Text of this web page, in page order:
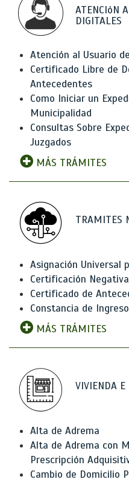
ATENCIóN
DIGITALES
Atención al Usuario
Certificado Libre de
Antecedentes
Como Iniciar un
Municipalidad
Consultas Sobre
Juzgados
MÁS TRÁMITES
TRAMITES
Asignación Universal
Certificación Negativa
Certificado de
Constancia de
MÁS TRÁMITES
VIVIENDA
Alta de Adrema
Alta de Adrema con
Prescripción
Cambio de Domicilio